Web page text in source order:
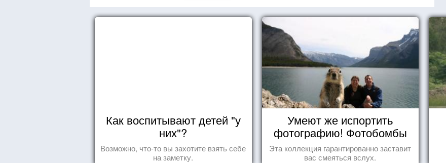
Как воспитывают детей "у
них"?
Возможно, что-то вы захотите взять себе
на заметку.
Умеют же испортить
фотографию! Фотобомбы
животных
Эта коллекция гарантированно заставит
вас смеяться вслух.